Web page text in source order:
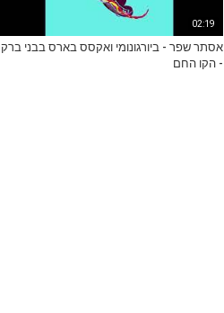
02:19
אסתר שפר - ביורגונומי ואקסס בארס בבני ברק
- הקו החם